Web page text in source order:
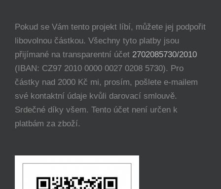
Pokud se Vám tento projekt líbí, můžete jej podpořit
libovolnou částkou. Všechny tyto platby jsou
přijímané na transparentní účet 2702085730/2010
(IBAN: CZ97 2010 0000 0027 0208 5730). Pro
částky nad 2000 Kč mi, prosím, pošlete e-mailem
své kontaktní údaje kvůli darovací smlouvě.
Srdečné díky všem. Tento účet není určen k
platbám za zboží.